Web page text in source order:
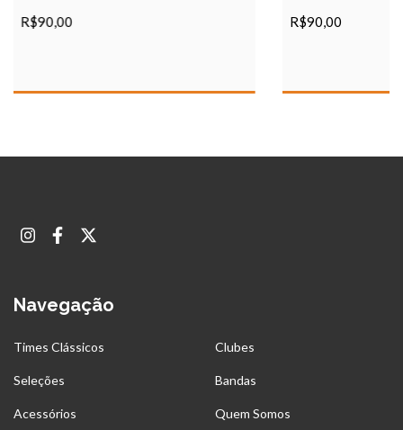
R$90,00 R$90,00
Navegação
Times Clássicos Clubes
Seleções Bandas
Acessórios Quem Somos